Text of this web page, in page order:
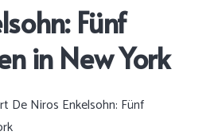
Fünf
in New York